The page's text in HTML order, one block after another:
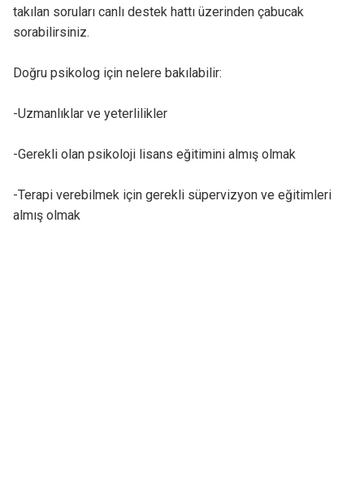
takılan soruları canlı destek hattı üzerinden çabucak
sorabilirsiniz.
Doğru psikolog için nelere bakılabilir:
-Uzmanlıklar ve yeterlilikler
-Gerekli olan psikoloji lisans eğitimini almış olmak
-Terapi verebilmek için gerekli süpervizyon ve eğitimleri
almış olmak